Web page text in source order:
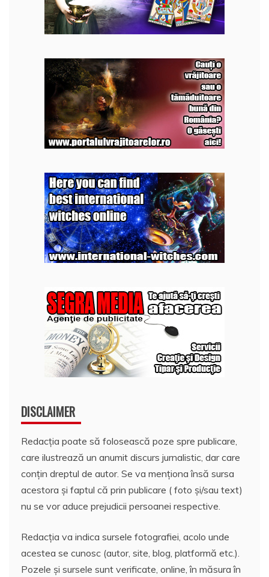
DISCLAIMER
Redacția poate să folosească poze spre publicare,
care ilustrează un anumit discurs jurnalistic, dar care
conțin dreptul de autor. Se va menționa însă sursa
acestora și faptul că prin publicare ( foto și/sau text)
nu se vor aduce prejudicii persoanei respective.
Redacția va indica sursele fotografiei, acolo unde
acestea se cunosc (autor, site, blog, platformă etc.).
Pozele și sursele sunt verificate, online, în măsura în